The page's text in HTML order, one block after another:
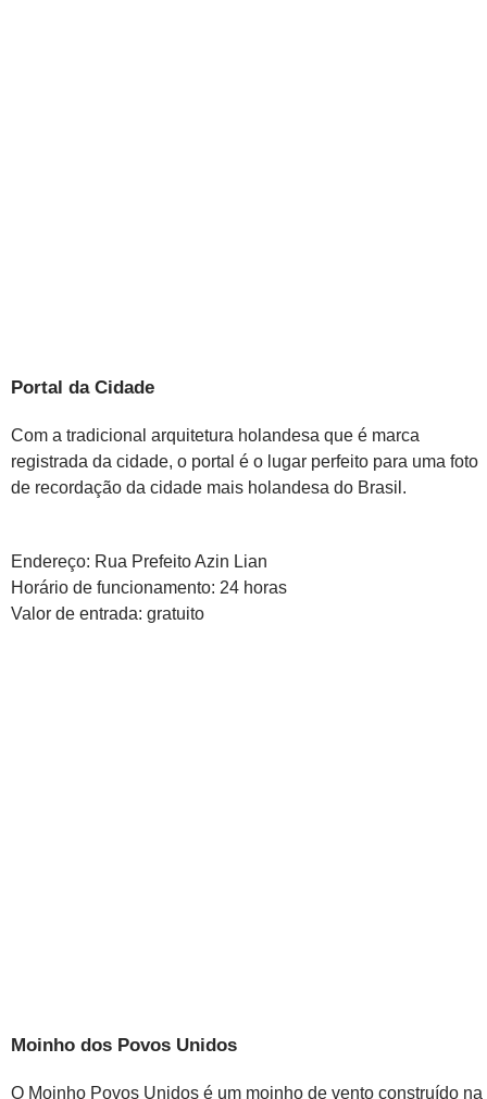
Portal da Cidade
Com a tradicional arquitetura holandesa que é marca
registrada da cidade, o portal é o lugar perfeito para uma foto
de recordação da cidade mais holandesa do Brasil.
Endereço: Rua Prefeito Azin Lian
Horário de funcionamento: 24 horas
Valor de entrada: gratuito
Moinho dos Povos Unidos
O Moinho Povos Unidos é um moinho de vento construído na